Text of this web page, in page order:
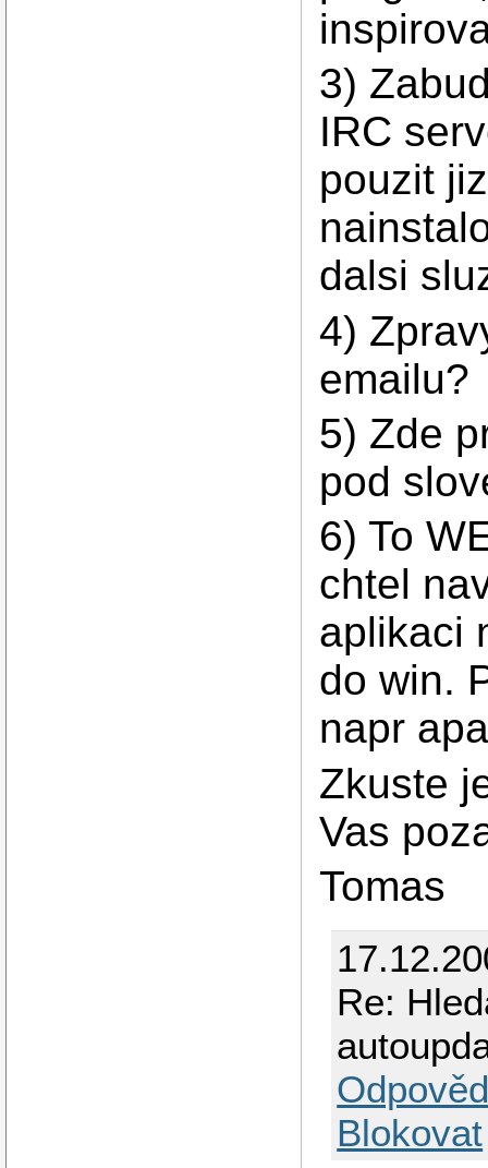
3)
IRC
pouzit
dalsi
4)
emailu?
5) Zde
pod
6) To
chtel
aplikaci
do win.
napr
Zkuste
Vas
Tomas
Re:
Blokovat